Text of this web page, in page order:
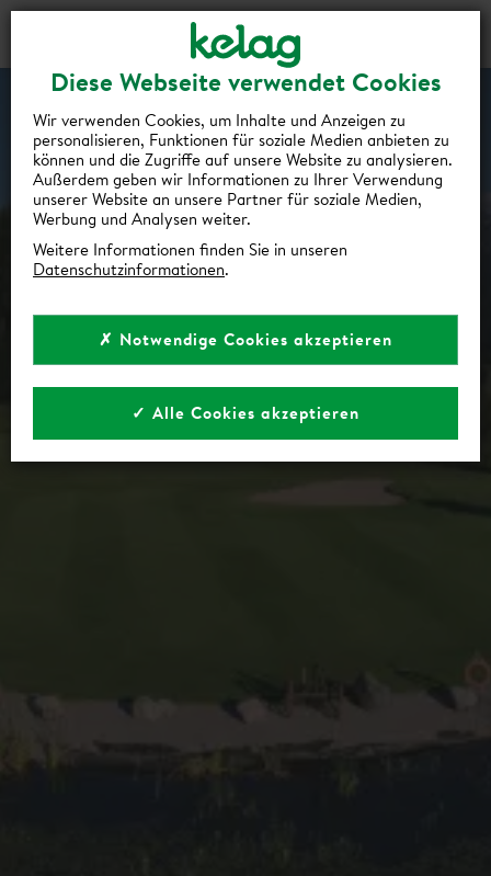
Diese Webseite verwendet Cookies
Wir verwenden Cookies, um Inhalte und Anzeigen zu
personalisieren, Funktionen für soziale Medien anbieten zu
können und die Zugriffe auf unsere Website zu analysieren.
Außerdem geben wir Informationen zu Ihrer Verwendung
unserer Website an unsere Partner für soziale Medien,
Werbung und Analysen weiter.
Weitere Informationen finden Sie in unseren
Datenschutzinformationen.
✗ Notwendige Cookies akzeptieren
✓ Alle Cookies akzeptieren
Gutscheine Events Suche